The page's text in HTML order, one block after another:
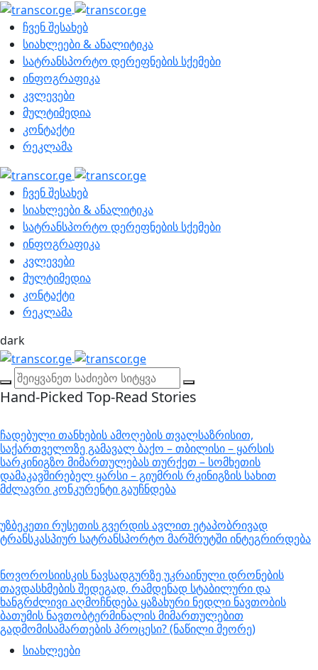
ჩვენ შესახებ
სიახლეები & ანალიტიკა
სატრანსპორტო დერეფნების სქემები
ინფოგრაფიკა
კვლევები
მულტიმედია
კონტაქტი
რეკლამა
ჩვენ შესახებ
სიახლეები & ანალიტიკა
სატრანსპორტო დერეფნების სქემები
ინფოგრაფიკა
კვლევები
მულტიმედია
კონტაქტი
რეკლამა
dark
Hand-Picked Top-Read Stories
ჩადებული თანხების ამოღების თვალსაზრისით,
საქართველოზე გამავალ ბაქო – თბილისი – ყარსის
სარკინიგზო მიმართულებას თურქეთ – სომხეთის
დამაკავშირებელ ყარსი – გიუმრის რკინიგზის სახით
მძლავრი კონკურენტი გაუჩნდება
უზბეკეთი რუსეთის გვერდის ავლით ეტაპობრივად
ტრანსკასპიურ სატრანსპორტო მარშრუტში ინტეგრირდება
ნოვოროსიისკის ნავსადგურზე უკრაინული დრონების
თავდასხმების შედეგად, რამდენად სტაბილური და
ხანგრძლივი აღმოჩნდება ყაზახური ნედლი ნავთობის
ბათუმის ნავთობტერმინალის მიმართულებით
გადმომისამართების პროცესი? (ნაწილი მეორე)
სიახლეები